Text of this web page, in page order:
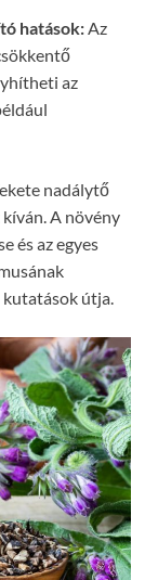
hatások:Az
az
nadálytő
A növény
és az egyes
útja.